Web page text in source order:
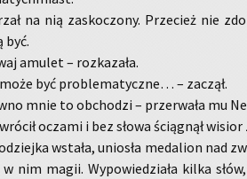
na nią za­sko­czo­ny. Prze­cież nie
być.
amu­let – roz­ka­za­ła.
być pro­ble­ma­tycz­ne… – za­czął.
mnie to ob­cho­dzi – prze­rwa­ła mu
ocza­mi i bez słowa ścią­gnął
wsta­ła, unio­sła me­da­lion nad
nim magii. Wy­po­wie­dzia­ła kilka